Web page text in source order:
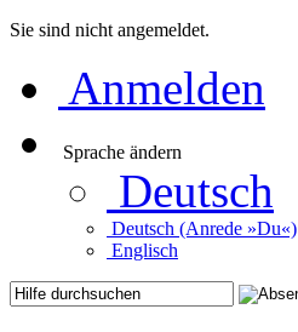
Sie sind nicht angemeldet.
Anmelden
Sprache ändern
Deutsch
Deutsch (Anrede »Du«)
Englisch